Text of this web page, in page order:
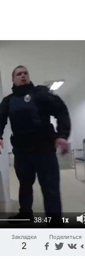
38:47 1x
Закладки
2
Поделиться